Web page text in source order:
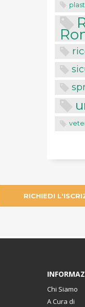
RICHIEDI
Chi Siamo
A Cura di